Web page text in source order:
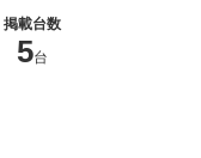
掲載台数
5台